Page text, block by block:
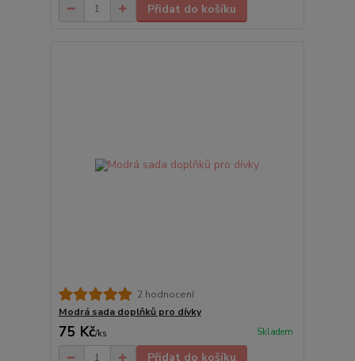
Přidat do košíku
2 hodnocení
Modrá sada doplňků pro dívky
75 Kč/ks Skladem
Přidat do košíku